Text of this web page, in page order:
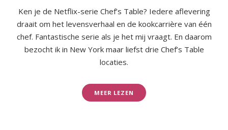
Ken je de Netflix-serie Chef’s Table? Iedere aflevering
draait om het levensverhaal en de kookcarrière van één
chef. Fantastische serie als je het mij vraagt. En daarom
bezocht ik in New York maar liefst drie Chef’s Table
locaties.
MEER LEZEN